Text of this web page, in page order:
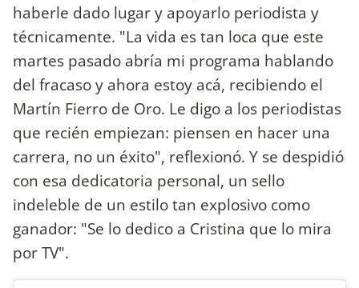
haberle dado lugar y apoyarlo periodista y
técnicamente. "La vida es tan loca que este
martes pasado abría mi programa hablando
del fracaso y ahora estoy acá, recibiendo el
Martín Fierro de Oro. Le digo a los periodistas
que recién empiezan: piensen en hacer una
carrera, no un éxito", reflexionó. Y se despidió
con esa dedicatoria personal, un sello
indeleble de un estilo tan explosivo como
ganador: "Se lo dedico a Cristina que lo mira
por TV".